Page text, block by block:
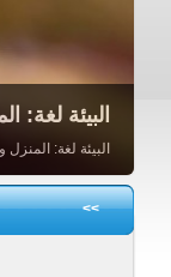
البيئة لغة:
البيئة لغة:
>>